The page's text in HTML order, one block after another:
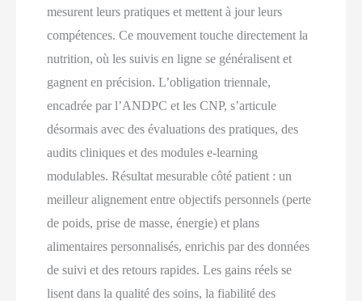
mesurent leurs pratiques et mettent à jour leurs
compétences. Ce mouvement touche directement la
nutrition, où les suivis en ligne se généralisent et
gagnent en précision. L’obligation triennale,
encadrée par l’ANDPC et les CNP, s’articule
désormais avec des évaluations des pratiques, des
audits cliniques et des modules e-learning
modulables. Résultat mesurable côté patient : un
meilleur alignement entre objectifs personnels (perte
de poids, prise de masse, énergie) et plans
alimentaires personnalisés, enrichis par des données
de suivi et des retours rapides. Les gains réels se
lisent dans la qualité des soins, la fiabilité des